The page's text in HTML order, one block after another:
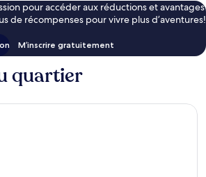
pour accéder aux réductions et avantages
de récompenses pour vivre plus d’aventures!
M’inscrire gratuitement
quartier